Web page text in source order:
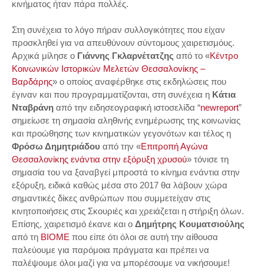
κινήματος ήταν πάρα πολλές.
Στη συνέχεια το λόγο πήραν συλλογικότητες που είχαν
προσκληθεί για να απευθύνουν σύντομους χαιρετισμόυς.
Αρχικά μίλησε ο Γιάννης Γκλαρνέτατζης από το «Κέντρο
Κοινωνικών Ιστορικών Μελετών Θεσσαλονίκης –
Βαρδάρης» ο οποίος αναφέρθηκε στις εκδηλώσεις που
έγιναν και που προγραμματίζονται, στη συνέχεια η Κάτια
Νταβράνη από την ειδησεογραφική ιστοσελίδα “newreport”
σημείωσε τη σημασία αληθινής ενημέρωσης της κοινωνίας
και προώθησης των κινηματικών γεγονότων και τέλος η
Φρόσω Δημητριάδου από την «Επιτροπή Αγώνα
Θεσσαλονίκης ενάντια στην εξόρυξη χρυσού» τόνισε τη
σημασία του να ξαναβγεί μπροστά το κίνημα ενάντια στην
εξόρυξη, ειδικά καθώς μέσα στο 2017 θα λάβουν χώρα
σημαντικές δίκες ανθρώπων που συμμετείχαν στις
κινητοποιήσεις στις Σκουριές και χρειάζεται η στήριξη όλων.
Επίσης, χαιρετισμό έκανε και ο Δημήτρης Κουματσιούλης
από τη ΒΙΟΜΕ που είπε ότι όλοι σε αυτή την αίθουσα
παλεύουμε για παρόμοια πράγματα και πρέπει να
παλέψουμε όλοι μαζί για να μπορέσουμε να νικήσουμε!